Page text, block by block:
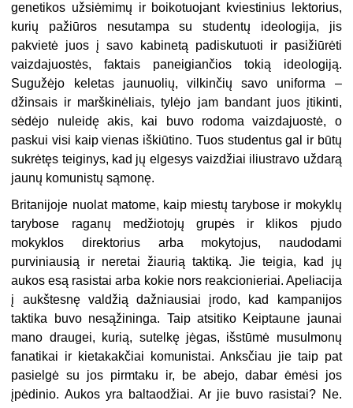
genetikos užsiėmimų ir boikotuojant kviestinius lektorius,
kurių pažiūros nesutampa su studentų ideologija, jis
pakvietė juos į savo kabinetą padiskutuoti ir pasižiūrėti
vaizdajuostės, faktais paneigiančios tokią ideologiją.
Sugužėjo keletas jaunuolių, vilkinčių savo uniforma –
džinsais ir marškinėliais, tylėjo jam bandant juos įtikinti,
sėdėjo nuleidę akis, kai buvo rodoma vaizdajuostė, o
paskui visi kaip vienas iškiūtino. Tuos studentus gal ir būtų
sukrėtęs teiginys, kad jų elgesys vaizdžiai iliustravo uždarą
jaunų komunistų sąmonę.
Britanijoje nuolat matome, kaip miestų tarybose ir mokyklų
tarybose raganų medžiotojų grupės ir klikos pjudo
mokyklos direktorius arba mokytojus, naudodami
purviniausią ir neretai žiaurią taktiką. Jie teigia, kad jų
aukos esą rasistai arba kokie nors reakcionieriai. Apeliacija
į aukštesnę valdžią dažniausiai įrodo, kad kampanijos
taktika buvo nesąžininga. Taip atsitiko Keiptaune jaunai
mano draugei, kurią, sutelkę jėgas, išstūmė musulmonų
fanatikai ir kietakakčiai komunistai. Anksčiau jie taip pat
pasielgė su jos pirmtaku ir, be abejo, dabar ėmėsi jos
įpėdinio. Aukos yra baltaodžiai. Ar jie buvo rasistai? Ne.